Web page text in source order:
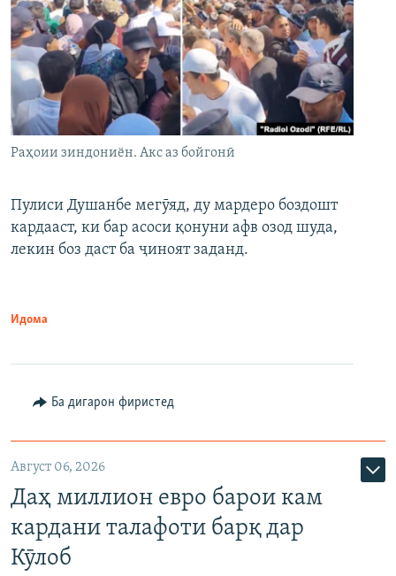
Раҳоии зиндониён. Акс аз бойгонӣ
Пулиси Душанбе мегӯяд, ду мардеро боздошт
кардааст, ки бар асоси қонуни афв озод шуда,
лекин боз даст ба ҷиноят заданд.
Идома
Ба дигарон фиристед
Август 06, 2026
Даҳ миллион евро барои кам
кардани талафоти барқ дар
Кӯлоб